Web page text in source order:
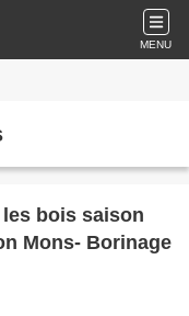
MENU
Mons- Borinage